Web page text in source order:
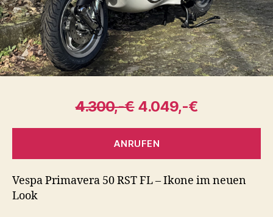
4.300,-€4.049,-€
ANRUFEN
Vespa Primavera 50 RST FL – Ikone im neuen
Look